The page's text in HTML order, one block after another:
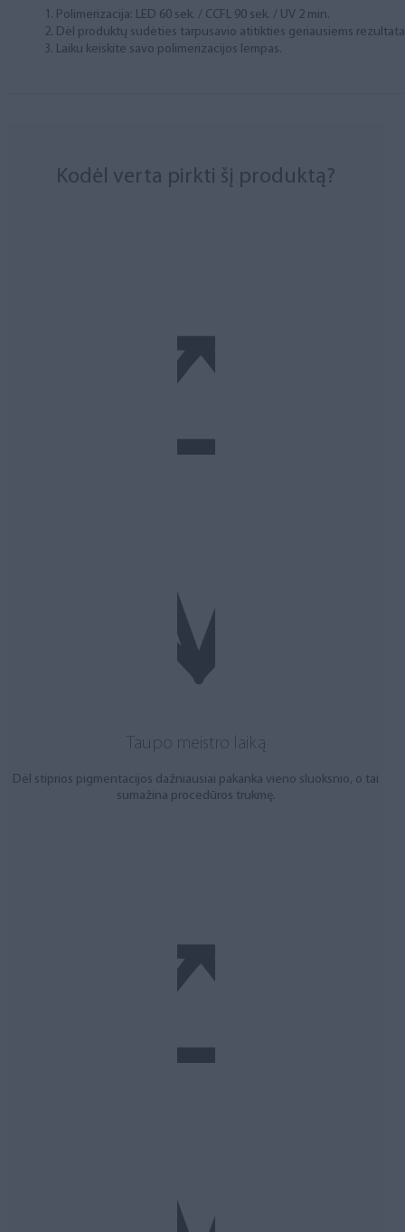
Polimerizacija: LED 60 sek. / CCFL 90 sek. / UV 2 min.
Dėl produktų sudėties tarpusavio atitikties geriausiems
Laiku keiskite savo polimerizacijos lempas.
Kodėl verta pirkti šį produktą?
Taupo meistro laiką
Dėl stiprios pigmentacijos dažniausiai pakanka vieno sluoksnio, o tai
sumažina procedūros trukmę.